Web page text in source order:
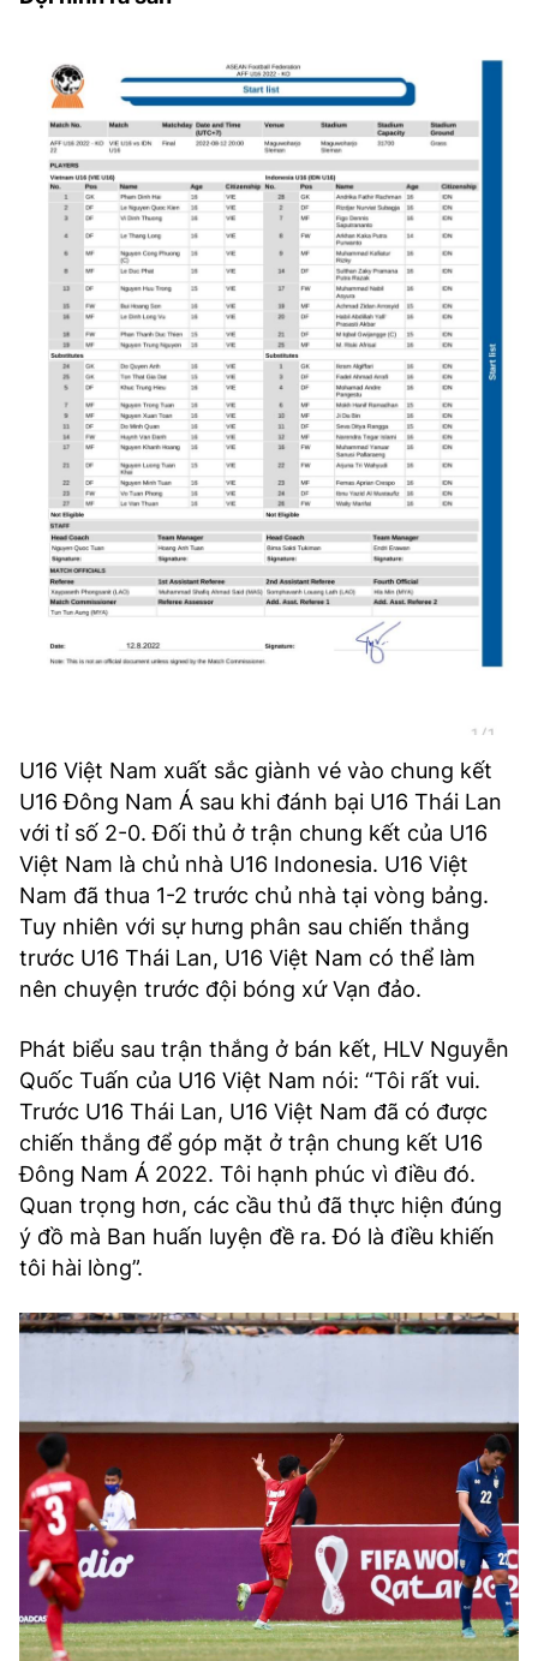
U16 Việt Nam xuất sắc giành vé vào chung kết
U16 Đông Nam Á sau khi đánh bại U16 Thái Lan
với tỉ số 2-0. Đối thủ ở trận chung kết của U16
Việt Nam là chủ nhà U16 Indonesia. U16 Việt
Nam đã thua 1-2 trước chủ nhà tại vòng bảng.
Tuy nhiên với sự hưng phân sau chiến thắng
trước U16 Thái Lan, U16 Việt Nam có thể làm
nên chuyện trước đội bóng xứ Vạn đảo.
Phát biểu sau trận thắng ở bán kết, HLV Nguyễn
Quốc Tuấn của U16 Việt Nam nói: “Tôi rất vui.
Trước U16 Thái Lan, U16 Việt Nam đã có được
chiến thắng để góp mặt ở trận chung kết U16
Đông Nam Á 2022. Tôi hạnh phúc vì điều đó.
Quan trọng hơn, các cầu thủ đã thực hiện đúng
ý đồ mà Ban huấn luyện đề ra. Đó là điều khiến
tôi hài lòng”.